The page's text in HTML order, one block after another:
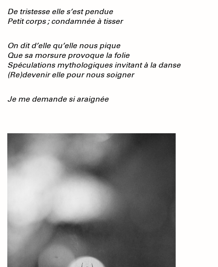
De tristesse elle s’est pendue
Petit corps ; condamnée à tisser
On dit d’elle qu’elle nous pique
Que sa morsure provoque la folie
Spéculations mythologiques invitant à la danse
(Re)devenir elle pour nous soigner
Je me demande si araignée